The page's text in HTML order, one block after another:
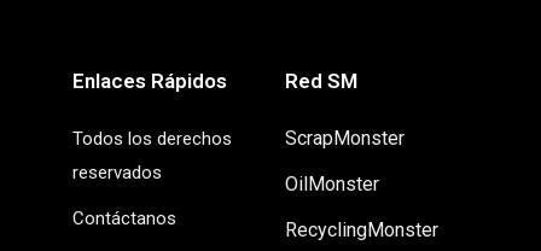
Enlaces Rápidos
Todos los derechos
reservados
Contáctanos
Red SM
ScrapMonster
OilMonster
RecyclingMonster